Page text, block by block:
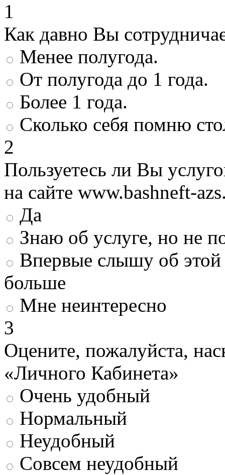
1
Как давно Вы
Менее полугода.
От полугода до 1 года.
Более 1 года.
Сколько себя помню
2
Пользуетесь ли Вы
на сайте www.bashneft-
Да
Знаю об услуге, но не
Впервые слышу об этой
больше
Мне неинтересно
3
Оцените, пожалуйста,
«Личного Кабинета»
Очень удобный
Нормальный
Неудобный
Совсем неудобный